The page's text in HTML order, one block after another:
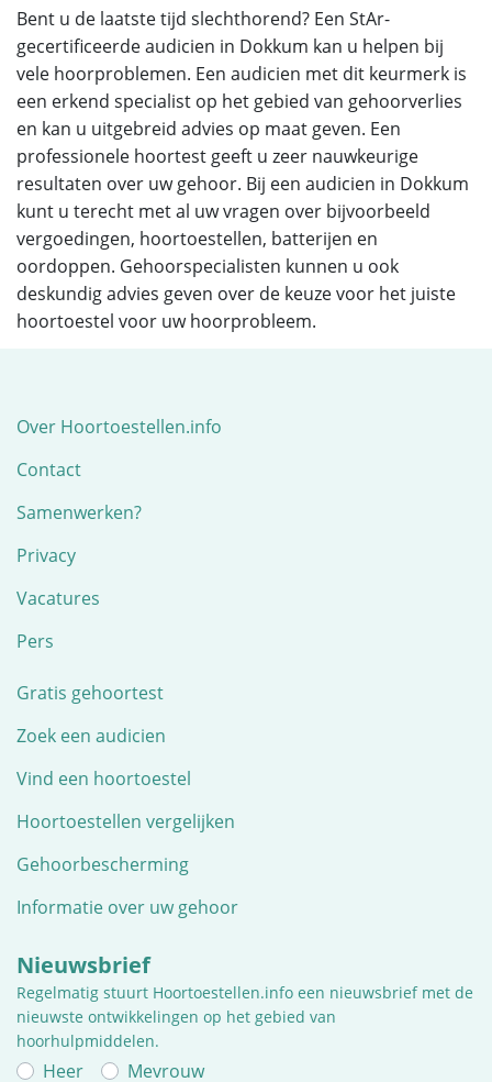
Bent u de laatste tijd slechthorend? Een StAr-
gecertificeerde audicien in Dokkum kan u helpen bij
vele hoorproblemen. Een audicien met dit keurmerk is
een erkend specialist op het gebied van gehoorverlies
en kan u uitgebreid advies op maat geven. Een
professionele hoortest geeft u zeer nauwkeurige
resultaten over uw gehoor. Bij een audicien in Dokkum
kunt u terecht met al uw vragen over bijvoorbeeld
vergoedingen, hoortoestellen, batterijen en
oordoppen. Gehoorspecialisten kunnen u ook
deskundig advies geven over de keuze voor het juiste
hoortoestel voor uw hoorprobleem.
Over Hoortoestellen.info
Contact
Samenwerken?
Privacy
Vacatures
Pers
Gratis gehoortest
Zoek een audicien
Vind een hoortoestel
Hoortoestellen vergelijken
Gehoorbescherming
Informatie over uw gehoor
Nieuwsbrief
Regelmatig stuurt Hoortoestellen.info een nieuwsbrief met de
nieuwste ontwikkelingen op het gebied van
hoorhulpmiddelen.
Heer Mevrouw